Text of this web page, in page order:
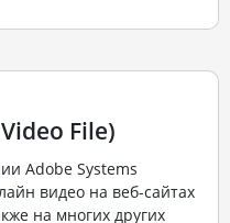
File)
Adobe Systems
видео на веб-сайтах
на многих других